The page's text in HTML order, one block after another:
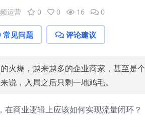
运营 0 0 16 0
常见问题 评论建议
火爆，越来越多的企业商家，甚至是
说，入局之后只剩一地鸡毛。